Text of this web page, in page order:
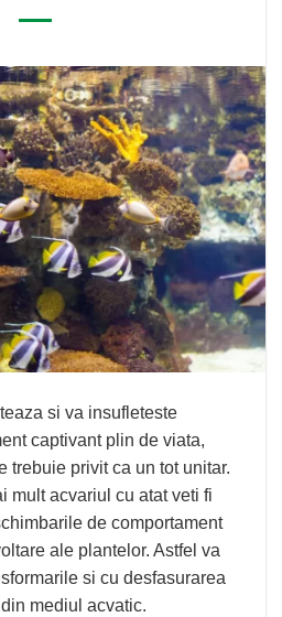
si va insufleteste
captivant plin de viata,
trebuie privit ca un tot unitar.
mult acvariul cu atat veti fi
de comportament
ale plantelor. Astfel va
si cu desfasurarea
mediul acvatic.